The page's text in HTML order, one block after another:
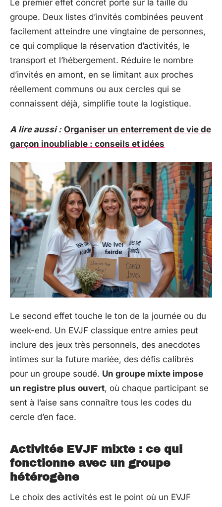
Le premier effet concret porte sur la taille du
groupe. Deux listes d’invités combinées peuvent
facilement atteindre une vingtaine de personnes,
ce qui complique la réservation d’activités, le
transport et l’hébergement. Réduire le nombre
d’invités en amont, en se limitant aux proches
réellement communs ou aux cercles qui se
connaissent déjà, simplifie toute la logistique.
A lire aussi : Organiser un enterrement de vie de
garçon inoubliable : conseils et idées
Le second effet touche le ton de la journée ou du
week-end. Un EVJF classique entre amies peut
inclure des jeux très personnels, des anecdotes
intimes sur la future mariée, des défis calibrés
pour un groupe soudé. Un groupe mixte impose
un registre plus ouvert, où chaque participant se
sent à l’aise sans connaître tous les codes du
cercle d’en face.
Activités EVJF mixte : ce qui
fonctionne avec un groupe
hétérogène
Le choix des activités est le point où un EVJF